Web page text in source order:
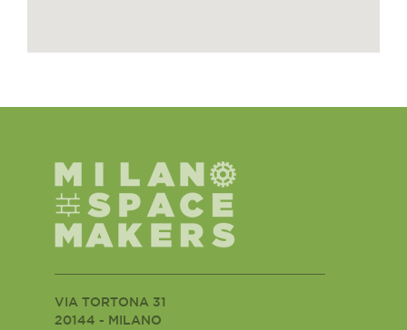
VIA TORTONA 31
20144 - MILANO